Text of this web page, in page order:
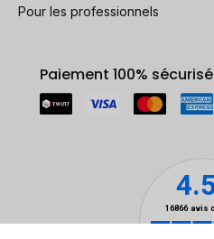
Pour les professionnels
Paiement 100% sécurisé